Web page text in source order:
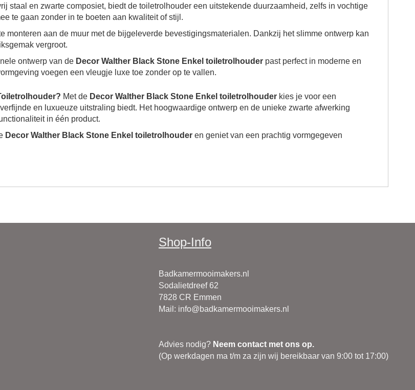
staal en zwarte composiet, biedt de toiletrolhouder een uitstekende duurzaamheid, zelfs in vochtige
te gaan zonder in te boeten aan kwaliteit of stijl.
monteren aan de muur met de bijgeleverde bevestigingsmaterialen. Dankzij het slimme ontwerp kan
vergroot.
ontwerp van de Decor Walther Black Stone Enkel toiletrolhouder past perfect in moderne en
voegen een vleugje luxe toe zonder op te vallen.
Met de Decor Walther Black Stone Enkel toiletrolhouder kies je voor een
en luxueuze uitstraling biedt. Het hoogwaardige ontwerp en de unieke zwarte afwerking
in één product.
Decor Walther Black Stone Enkel toiletrolhouder en geniet van een prachtig vormgegeven
Shop-Info
Badkamermooimakers.nl
Sodalietdreef 62
7828 CR Emmen
Mail : info@badkamermooimakers.nl
Advies nodig? Neem contact met ons op.
(Op werkdagen ma t/m za zijn wij bereikbaar van 9:00 tot 17:00)